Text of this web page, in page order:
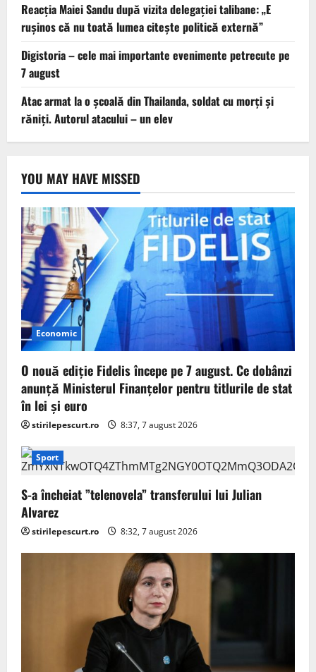
Reacția Maiei Sandu după vizita delegaţiei talibane: „E
ruşinos că nu toată lumea citeşte politică externă”
Digistoria – cele mai importante evenimente petrecute pe
7 august
Atac armat la o şcoală din Thailanda, soldat cu morţi şi
răniţi. Autorul atacului – un elev
YOU MAY HAVE MISSED
Economic
O nouă ediție Fidelis începe pe 7 august. Ce dobânzi
anunță Ministerul Finanțelor pentru titlurile de stat
în lei și euro
stirilepescurt.ro 8:37, 7 august 2026
Sport
S-a încheiat ”telenovela” transferului lui Julian
Alvarez
stirilepescurt.ro 8:32, 7 august 2026